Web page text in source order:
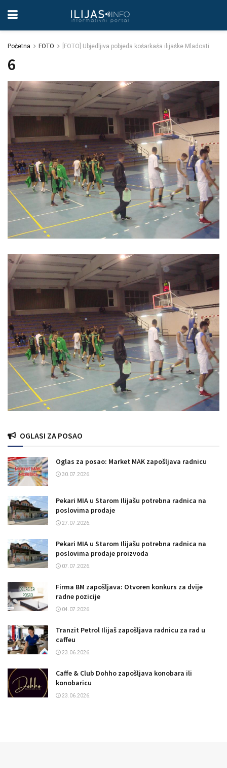
Početna FOTO [FOTO] Ubjedljiva pobjeda košarkaša ilijaške Mladosti
6
OGLASI ZA POSAO
Oglas za posao: Market MAK zapošljava radnicu
30.07.2026.
Pekari MIA u Starom Ilijašu potrebna radnica na
poslovima prodaje
27.07.2026.
Pekari MIA u Starom Ilijašu potrebna radnica na
poslovima prodaje proizvoda
07.07.2026.
Firma BM zapošljava: Otvoren konkurs za dvije
radne pozicije
04.07.2026.
Tranzit Petrol Ilijaš zapošljava radnicu za rad u
caffeu
23.06.2026.
Caffe & Club Dohho zapošljava konobara ili
konobaricu
23.06.2026.